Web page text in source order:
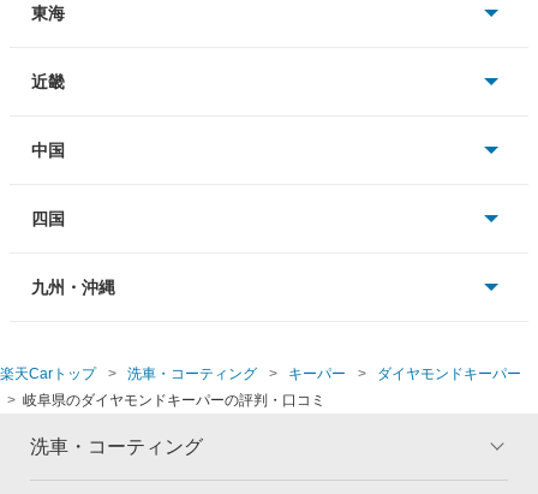
岩手
宮城
秋田
山形
福島
神奈川
埼玉
千葉
茨城
群馬
新潟
長野
富山
石川
福井
東海
愛知
静岡
岐阜
三重
近畿
大阪
兵庫
京都
中国
岡山
広島
四国
徳島
九州・沖縄
楽天Carトップ 洗車・コーティング キーパー
ダイヤモンドキーパー
岐阜県のダイヤモンドキーパーの評判・口コミ
洗車・コーティング